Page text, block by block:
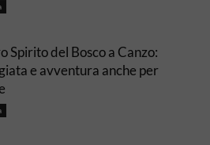
Spirito del Bosco a Canzo:
e avventura anche per